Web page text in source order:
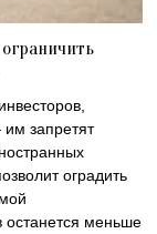
запретят
оградить
останется меньше